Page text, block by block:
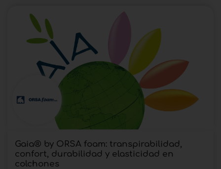
Gaia® by ORSA foam: transpirabilidad,
confort, durabilidad y elasticidad en
colchones